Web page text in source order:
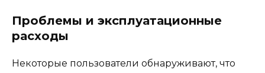
Проблемы и эксплуатационные
расходы
Некоторые пользователи обнаруживают, что